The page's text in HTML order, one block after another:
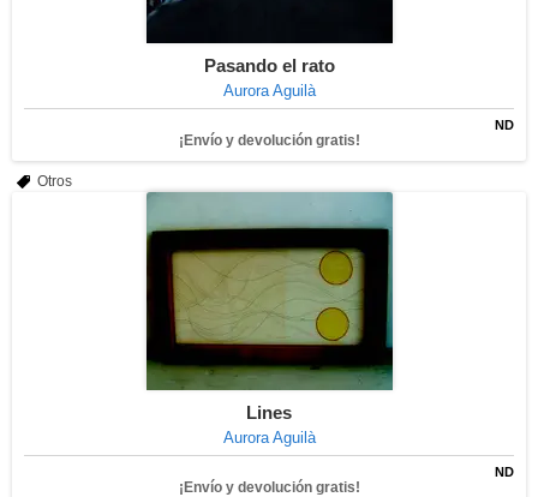
Pasando el rato
Aurora Aguilà
ND
¡Envío y devolución gratis!
Otros
Lines
Aurora Aguilà
ND
¡Envío y devolución gratis!